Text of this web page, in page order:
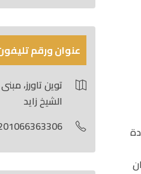
عنوان ورقم
الشيخ زايد